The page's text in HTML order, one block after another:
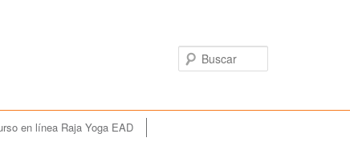
en línea Raja Yoga EAD